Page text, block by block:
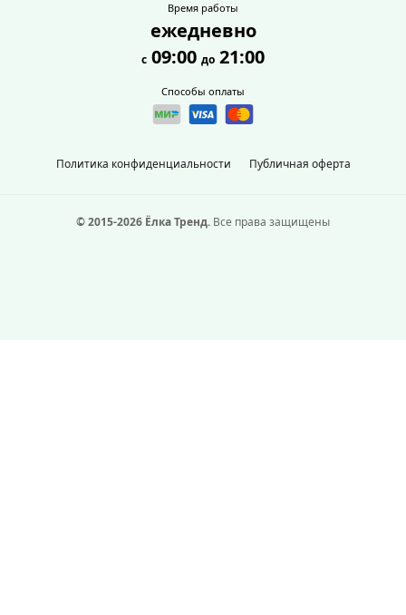
Политика конфиденциальности Публичная оферта
Время работы
ежедневно
с 09:00 до 21:00
Способы оплаты
© 2015-2026 Ёлка Тренд. Все права защищены